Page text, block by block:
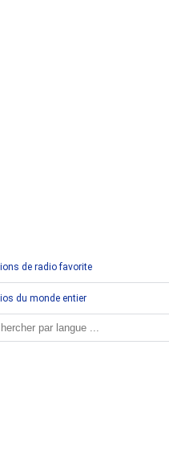
Egypte
de radio favorite
du monde entier